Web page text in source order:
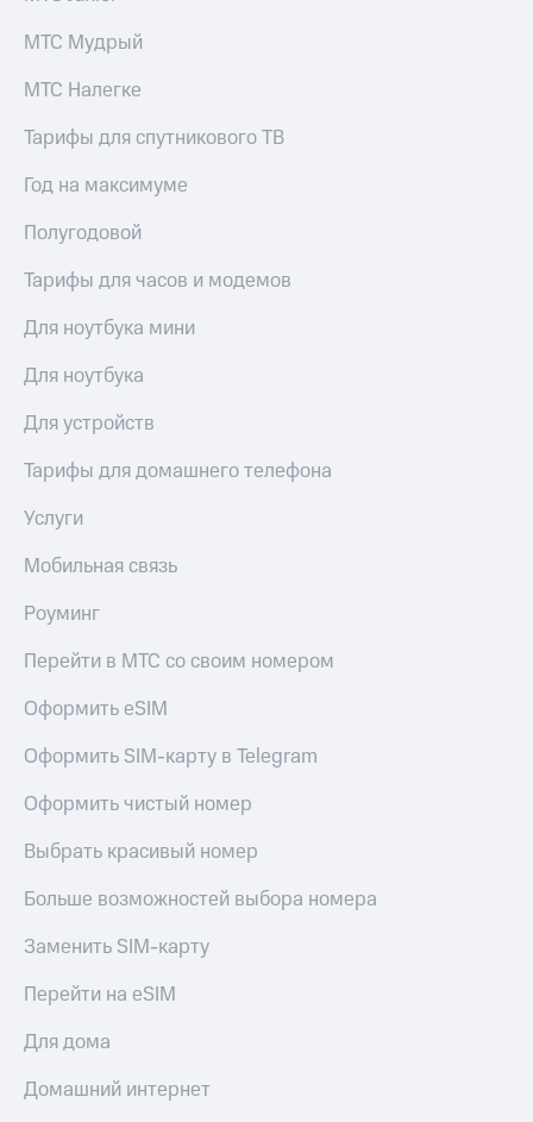
только
Безопасность
и родителям
Здоровье
от МТС
Акции
Приложения
КИОН
Строки
Гудок
Мой
приложения
Инвестиции
Получайте
онлайн
Страхование
полисов
онлайн
Скидка 30%
на связь
Live
Гудок
Мой
приложения
Инвестиции
Получайте
онлайн
Страхование
Покупка
полисов
онлайн
на связь
Деньги
Откладывайте
и получайте
Акции
пополнения
Скидка
30%
на связь
Тарифы
РИИЛ
дешевле
при оплате
с карты
МТС Деньги
МТС Мудрый
МТС Налегке
Тарифы для спутникового ТВ
Год на максимуме
Полугодовой
Тарифы для часов и модемов
Для ноутбука мини
Для ноутбука
Для устройств
Тарифы для домашнего телефона
Услуги
Мобильная связь
Роуминг
Перейти в МТС со своим номером
Оформить eSIM
Оформить SIM-карту в Telegram
Оформить чистый номер
Выбрать красивый номер
Больше возможностей выбора номера
Заменить SIM-карту
Перейти на eSIM
Для дома
Домашний интернет